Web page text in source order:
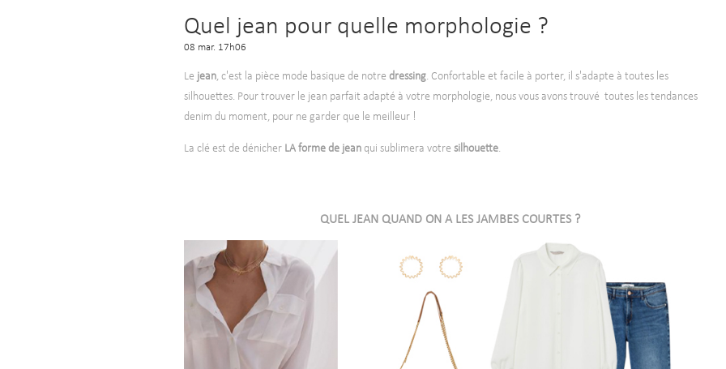
Quel jean pour quelle morphologie ?
08 mar. 17h06
Le jean, c'est la pièce mode basique de notre dressing. Confortable et facile à porter, il s'adapte à toutes les
silhouettes. Pour trouver le jean parfait adapté à votre morphologie, nous vous avons trouvé toutes les tendances
denim du moment, pour ne garder que le meilleur !
La clé est de dénicher LA forme de jean qui sublimera votre silhouette.
QUEL JEAN QUAND ON A LES JAMBES COURTES ?